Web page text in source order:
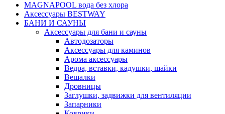
MAGNAPOOL вода без хлора
Аксессуары BESTWAY
БАНИ И САУНЫ
Аксессуары для бани и сауны
Автодозаторы
Аксессуары для каминов
Арома аксессуары
Ведра, вставки, кадушки, шайки
Вешалки
Дровницы
Заглушки, задвижки для вентиляции
Запарники